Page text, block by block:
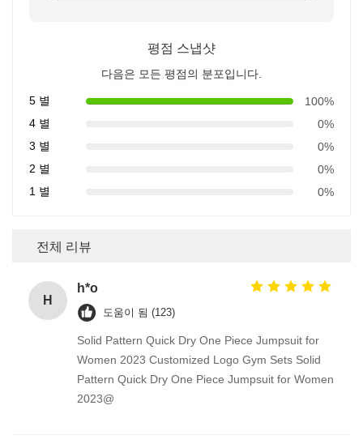
평점 스냅샷
다음은 모든 평점의 분포입니다.
5 별
100%
4 별
0%
3 별
0%
2 별
0%
1 별
0%
전체 리뷰
H
h*o
도움이 됨 (123)
Solid Pattern Quick Dry One Piece Jumpsuit for
Women 2023 Customized Logo Gym Sets Solid
Pattern Quick Dry One Piece Jumpsuit for Women
2023@